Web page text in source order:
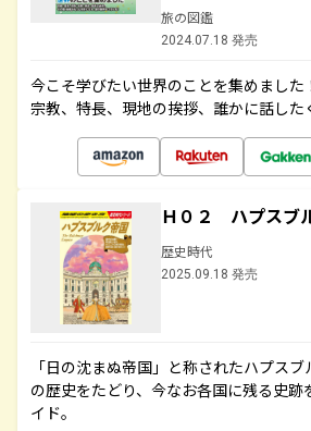
旅の図鑑
2024.07.18 発売
今こそ学びたい世界のことを集めました
宗教、特長、現地の挨拶、誰かに話した
Ｈ０２ ハプスブ
歴史時代
2025.09.18 発売
「日の沈まぬ帝国」と称されたハプス
の歴史をたどり、今なお各国に残る史
イド。